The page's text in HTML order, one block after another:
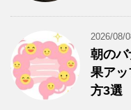
2026/08/
朝の
果ア
方3選